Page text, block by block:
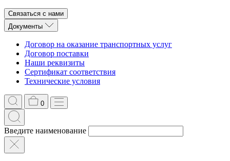
Связаться с нами
Документы
Договор на оказание транспортных услуг
Договор поставки
Наши реквизиты
Сертификат соответствия
Технические условия
0
Введите наименование